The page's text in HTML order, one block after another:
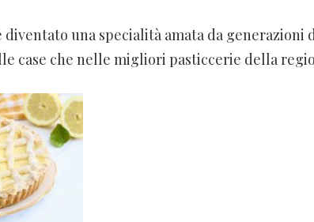
diventato una specialità amata da generazioni
case che nelle migliori pasticcerie della